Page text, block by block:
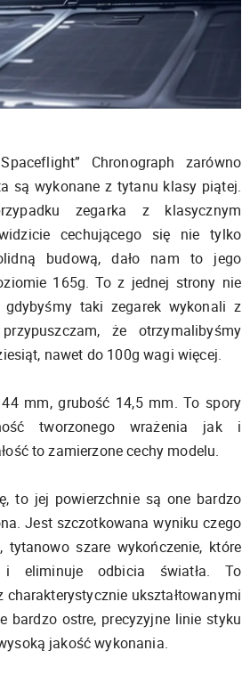
Chronograph zarówno
są wykonane z tytanu klasy piątej.
zegarka z klasycznym
cechującego się nie tylko
budową, dało nam to jego
165g. To z jednej strony nie
taki zegarek wykonali z
że otrzymalibyśmy
nawet do 100g wagi więcej.
mm, grubość 14,5 mm. To spory
tworzonego wrażenia jak i
to zamierzone cechy modelu.
to jej powierzchnie są one bardzo
Jest szczotkowana wyniku czego
tytanowo szare wykończenie, które
i eliminuje odbicia światła. To
charakterystycznie ukształtowanymi
bardzo ostre, precyzyjne linie styku
jakość wykonania.